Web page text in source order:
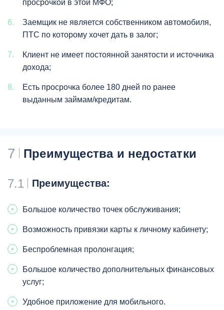
просрочкой в этой МФО;
Заемщик не является собственником автомобиля,
ПТС по которому хочет дать в залог;
Клиент не имеет постоянной занятости и источника
дохода;
Есть просрочка более 180 дней по ранее
выданным займам/кредитам.
7 Преимущества и недостатки
7.1 Преимущества:
Большое количество точек обслуживания;
Возможность привязки карты к личному кабинету;
Беспроблемная пролонгация;
Большое количество дополнительных финансовых
услуг;
Удобное приложение для мобильного.